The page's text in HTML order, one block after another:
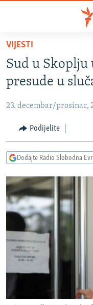
Pređite
glavni
sadržaj
Pređite
na
navigaciju
Pređite
na
VIJESTI
BOSNA I HERCEGOVINA
SRBIJA
KOSOVO
CRNA GORA
VIDEO
FOTOGALERIJE
INFOGRAFIKE
PODCASTI
RAT U UKRAJINI
KINA NA BALKANU
RSE PRIČE IZ SVIJETA
ISPRIČAJ MI
DNEVNO@RSE
SPECIJALI RSE
VIJESTI
Sud u
presude u
23. decembar/prosinac,
Podijelite
Dodajte Radio Slobodna